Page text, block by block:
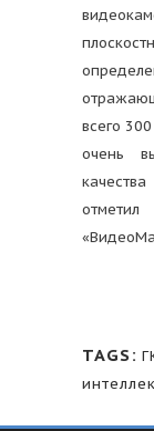
всего
очень
TAGS: